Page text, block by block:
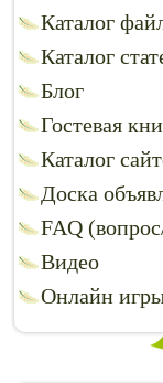
Каталог
Каталог
Блог
Гостевая
Каталог
Доска
FAQ
Видео
Онлайн